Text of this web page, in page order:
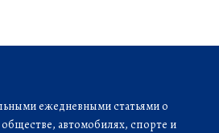
ежедневными статьями о
автомобилях, спорте и